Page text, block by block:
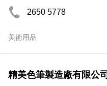
2650 5778
美術用品
精美色筆製造廠有限公司